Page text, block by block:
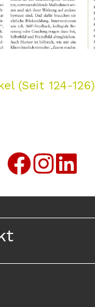
(Seit 124-126)